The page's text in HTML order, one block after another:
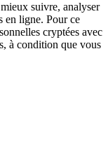
suivre, analyser
en ligne. Pour ce
cryptées avec
à condition que vous